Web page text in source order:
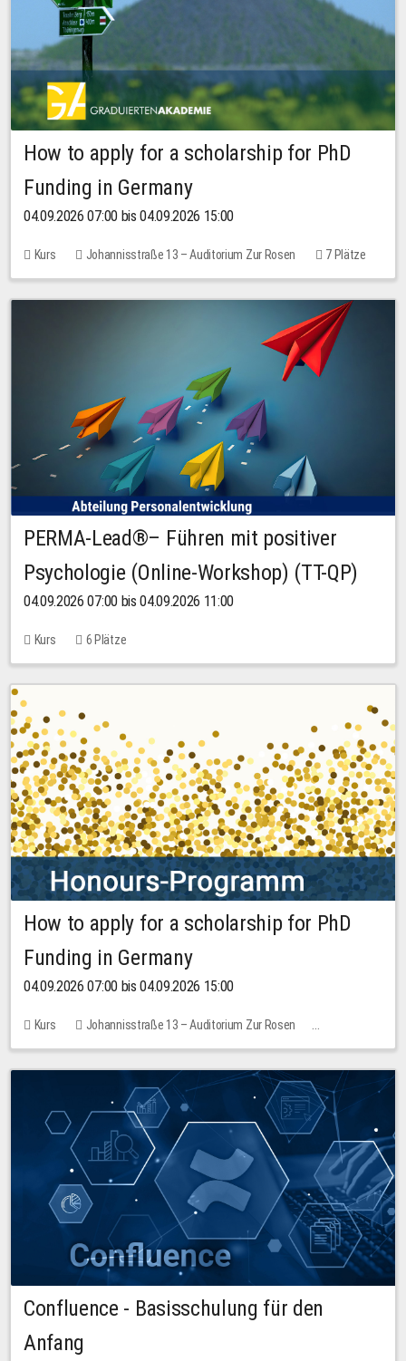
How to apply for a scholarship for PhD
Funding in Germany
04.09.2026 07:00 bis 04.09.2026 15:00
Kurs Johannisstraße 13 – Auditorium Zur Rosen
7 Plätze
10,00 EUR
PERMA-Lead®– Führen mit positiver
Psychologie (Online-Workshop) (TT-QP)
04.09.2026 07:00 bis 04.09.2026 11:00
Kurs 6 Plätze
How to apply for a scholarship for PhD
Funding in Germany
04.09.2026 07:00 bis 04.09.2026 15:00
Kurs
Johannisstraße 13 – Auditorium Zur Rosen
Keine freien Plätze
Confluence - Basisschulung für den
Anfang